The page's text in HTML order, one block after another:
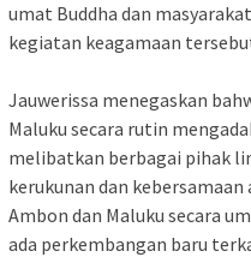
umat Buddha dan
kegiatan keagamaan
Jauwerissa menegaskan
Maluku secara rutin
melibatkan berbagai pihak
kerukunan dan
Ambon dan Maluku secara
ada perkembangan baru